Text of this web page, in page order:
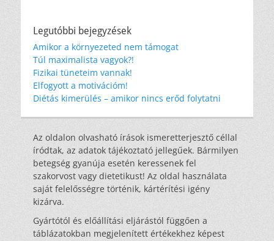
Legutóbbi bejegyzések
Amikor a környezeted nem támogat
Túl maximalista vagyok?!
Fizikai tüneteim vannak!
Elfogyott a motivációm!
Diétás kimerülés – amikor nincs erőd folytatni
Az oldalon olvasható írások ismeretterjesztő céllal
íródtak, az adatok tájékoztató jellegűek. Bármilyen
betegség gyanúja esetén keressenek fel
szakorvost vagy dietetikust! Az oldal használata
saját felelősségre történik, kártérítési igény
kizárva.
Gyártótól és előállítási eljárástól függően a
táblázatokban megjelenített értékekhez képest